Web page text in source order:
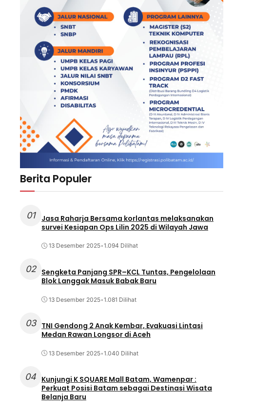
Berita Populer
01
Jasa Raharja Bersama korlantas melaksanakan
survei Kesiapan Ops Lilin 2025 di Wilayah Jawa
13 Desember 2025•1.094 Dilihat
02
Sengketa Panjang SPR–KCL Tuntas, Pengelolaan
Blok Langgak Masuk Babak Baru
13 Desember 2025•1.081 Dilihat
03
TNI Gendong 2 Anak Kembar, Evakuasi Lintasi
Medan Rawan Longsor di Aceh
13 Desember 2025•1.040 Dilihat
04 Kunjungi K SQUARE Mall Batam, Wamenpar :
Perkuat Posisi Batam sebagai Destinasi Wisata
Belanja Baru